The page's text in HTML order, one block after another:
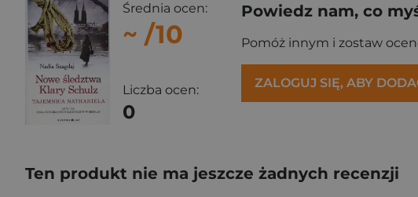
Średnia ocen:
~ /10
Liczba ocen:
0
Powiedz nam, co
Pomóż innym i zostaw
ZALOGUJ SIĘ, ABY
Ten produkt nie ma jeszcze żadnych recenzji